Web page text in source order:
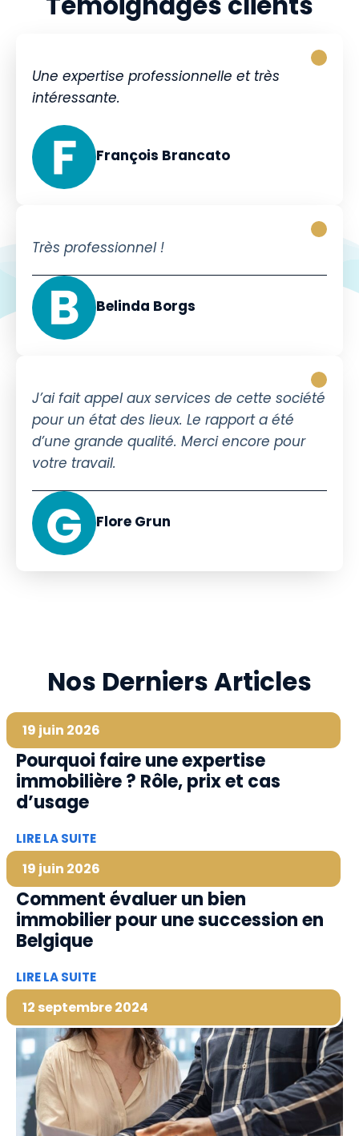
Une expertise professionnelle et très
intéressante.
François Brancato
Très professionnel !
Belinda Borgs
J’ai fait appel aux services de cette société
pour un état des lieux. Le rapport a été
d’une grande qualité. Merci encore pour
votre travail.
Flore Grun
Nos Derniers Articles
19 juin 2026
Pourquoi faire une expertise
immobilière ? Rôle, prix et cas
d’usage
LIRE LA SUITE
19 juin 2026
Comment évaluer un bien
immobilier pour une succession en
Belgique
LIRE LA SUITE
12 septembre 2024